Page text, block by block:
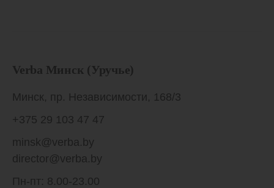
Verba Минск (Уручье)
Минск, пр. Независимости, 168/3
+375 29 103 47 47
minsk@verba.by
director@verba.by
Пн-пт: 8.00-23.00